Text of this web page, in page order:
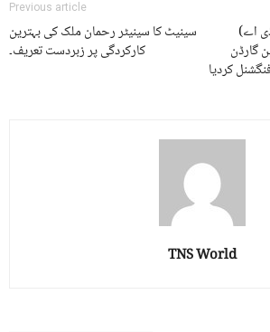
Previous article
سینیٹ کا سینیٹر رحمان ملک کی بہترین
کارکردگی پر زبردست تعریف۔
اے)
گارڈن
کردیا
TNS World